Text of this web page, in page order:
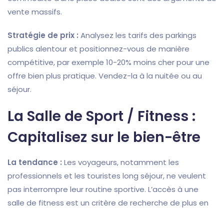
vente massifs.
Stratégie de prix : Analysez les tarifs des parkings
publics alentour et positionnez-vous de manière
compétitive, par exemple 10-20% moins cher pour une
offre bien plus pratique. Vendez-la à la nuitée ou au
séjour.
La Salle de Sport / Fitness :
Capitalisez sur le bien-être
La tendance : Les voyageurs, notamment les
professionnels et les touristes long séjour, ne veulent
pas interrompre leur routine sportive. L’accès à une
salle de fitness est un critère de recherche de plus en